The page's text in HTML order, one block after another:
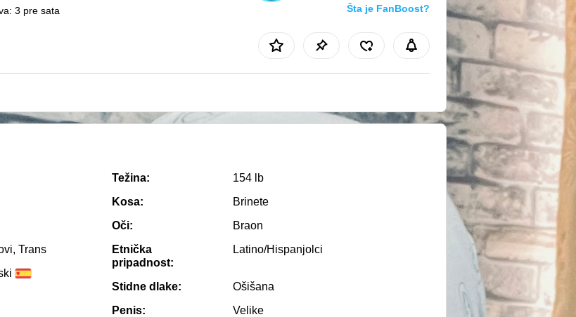
3 pre sata
Šta je FanBoost?
Trans
Težina:
154 lb
Kosa:
Brinete
Oči:
Braon
Etnička
pripadnost:
Latino/Hispanjolci
Stidne dlake:
Ošišana
Penis:
Velike